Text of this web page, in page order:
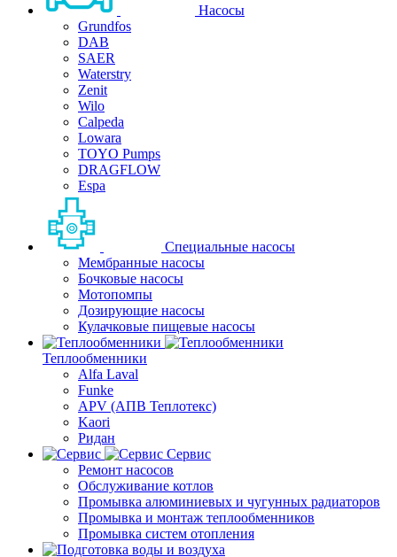
Насосы
Grundfos
DAB
SAER
Waterstry
Zenit
Wilo
Calpeda
Lowara
TOYO Pumps
DRAGFLOW
Espa
Специальные насосы
Мембранные насосы
Бочковые насосы
Мотопомпы
Дозирующие насосы
Кулачковые пищевые насосы
Теплообменники
Alfa Laval
Funke
APV (АПВ Теплотекс)
Kaori
Ридан
Сервис
Ремонт насосов
Обслуживание котлов
Промывка алюминиевых и чугунных радиаторов
Промывка и монтаж теплообменников
Промывка систем отопления